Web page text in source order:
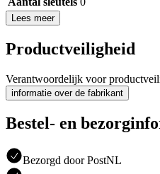
Lees meer
Productveiligheid
Verantwoordelijk voor
informatie over de fabrikant
Bestel- en
Bezorgd door PostNL